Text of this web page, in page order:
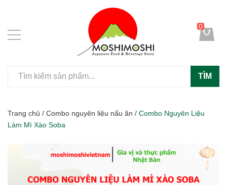
TÌM
0
Trang chủ / Combo nguyên liệu nấu ăn / Combo Nguyên Liệu
Làm Mì Xào Soba